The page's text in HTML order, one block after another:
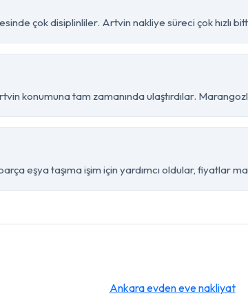
çok disiplinliler. Artvin nakliye süreci çok hızlı
konumuna tam zamanında ulaştırdılar.
eşya taşıma işim için yardımcı oldular, fiyatlar
Ankara evden eve nakliyat